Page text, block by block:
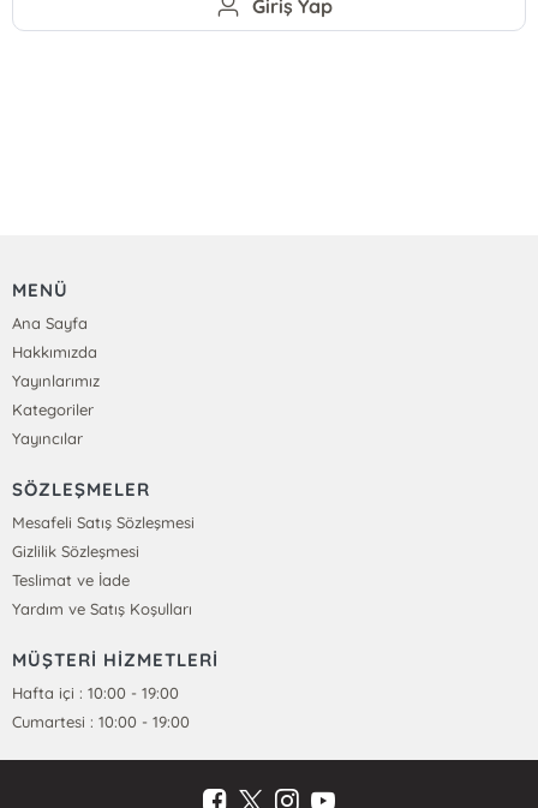
Giriş Yap
MENÜ
Ana Sayfa
Hakkımızda
Yayınlarımız
Kategoriler
Yayıncılar
SÖZLEŞMELER
Mesafeli Satış Sözleşmesi
Gizlilik Sözleşmesi
Teslimat ve İade
Yardım ve Satış Koşulları
MÜŞTERİ HİZMETLERİ
Hafta içi : 10:00 - 19:00
Cumartesi : 10:00 - 19:00